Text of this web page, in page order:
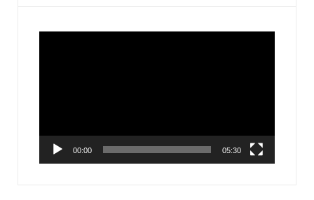
00:00 05:30